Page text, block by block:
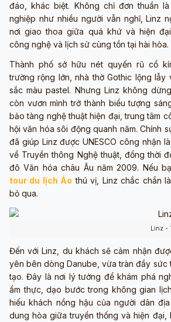
đáo, khác biệt. Không chỉ đơn thuần
nghiệp như nhiều người vẫn nghĩ, Linz
nơi giao thoa giữa quá khứ và hiện
công nghệ và lịch sử cùng tồn tại hài hòa.
Thành phố sở hữu nét quyến rũ cổ
trường rộng lớn, nhà thờ Gothic lộng
sắc màu pastel. Nhưng Linz không
còn vươn mình trở thành biểu tượng
bảo tàng nghệ thuật hiện đại, trung tâm
hội văn hóa sôi động quanh năm. Chính
đã giúp Linz được UNESCO công nhận
về Truyền thông Nghệ thuật, đồng thời
đô Văn hóa châu Âu năm 2009. Nếu
tour du lịch Áo thú vị, Linz chắc chắn
bỏ qua.
Linz -
Đến với Linz, du khách sẽ cảm nhận
yên bên dòng Danube, vừa tràn đầy sức
tạo. Đây là nơi lý tưởng để khám phá
ẩm thực, dạo bước trong không gian
hiếu khách nồng hậu của người dân
dung hòa giữa truyền thống và hiện đại,